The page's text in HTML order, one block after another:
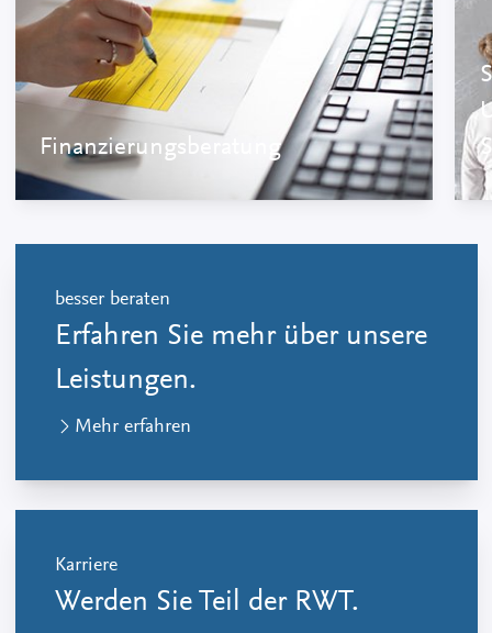
Finanzierungsberatung
besser beraten
Erfahren Sie mehr über unsere
Leistungen.
Mehr erfahren
Karriere
Werden Sie Teil der RWT.